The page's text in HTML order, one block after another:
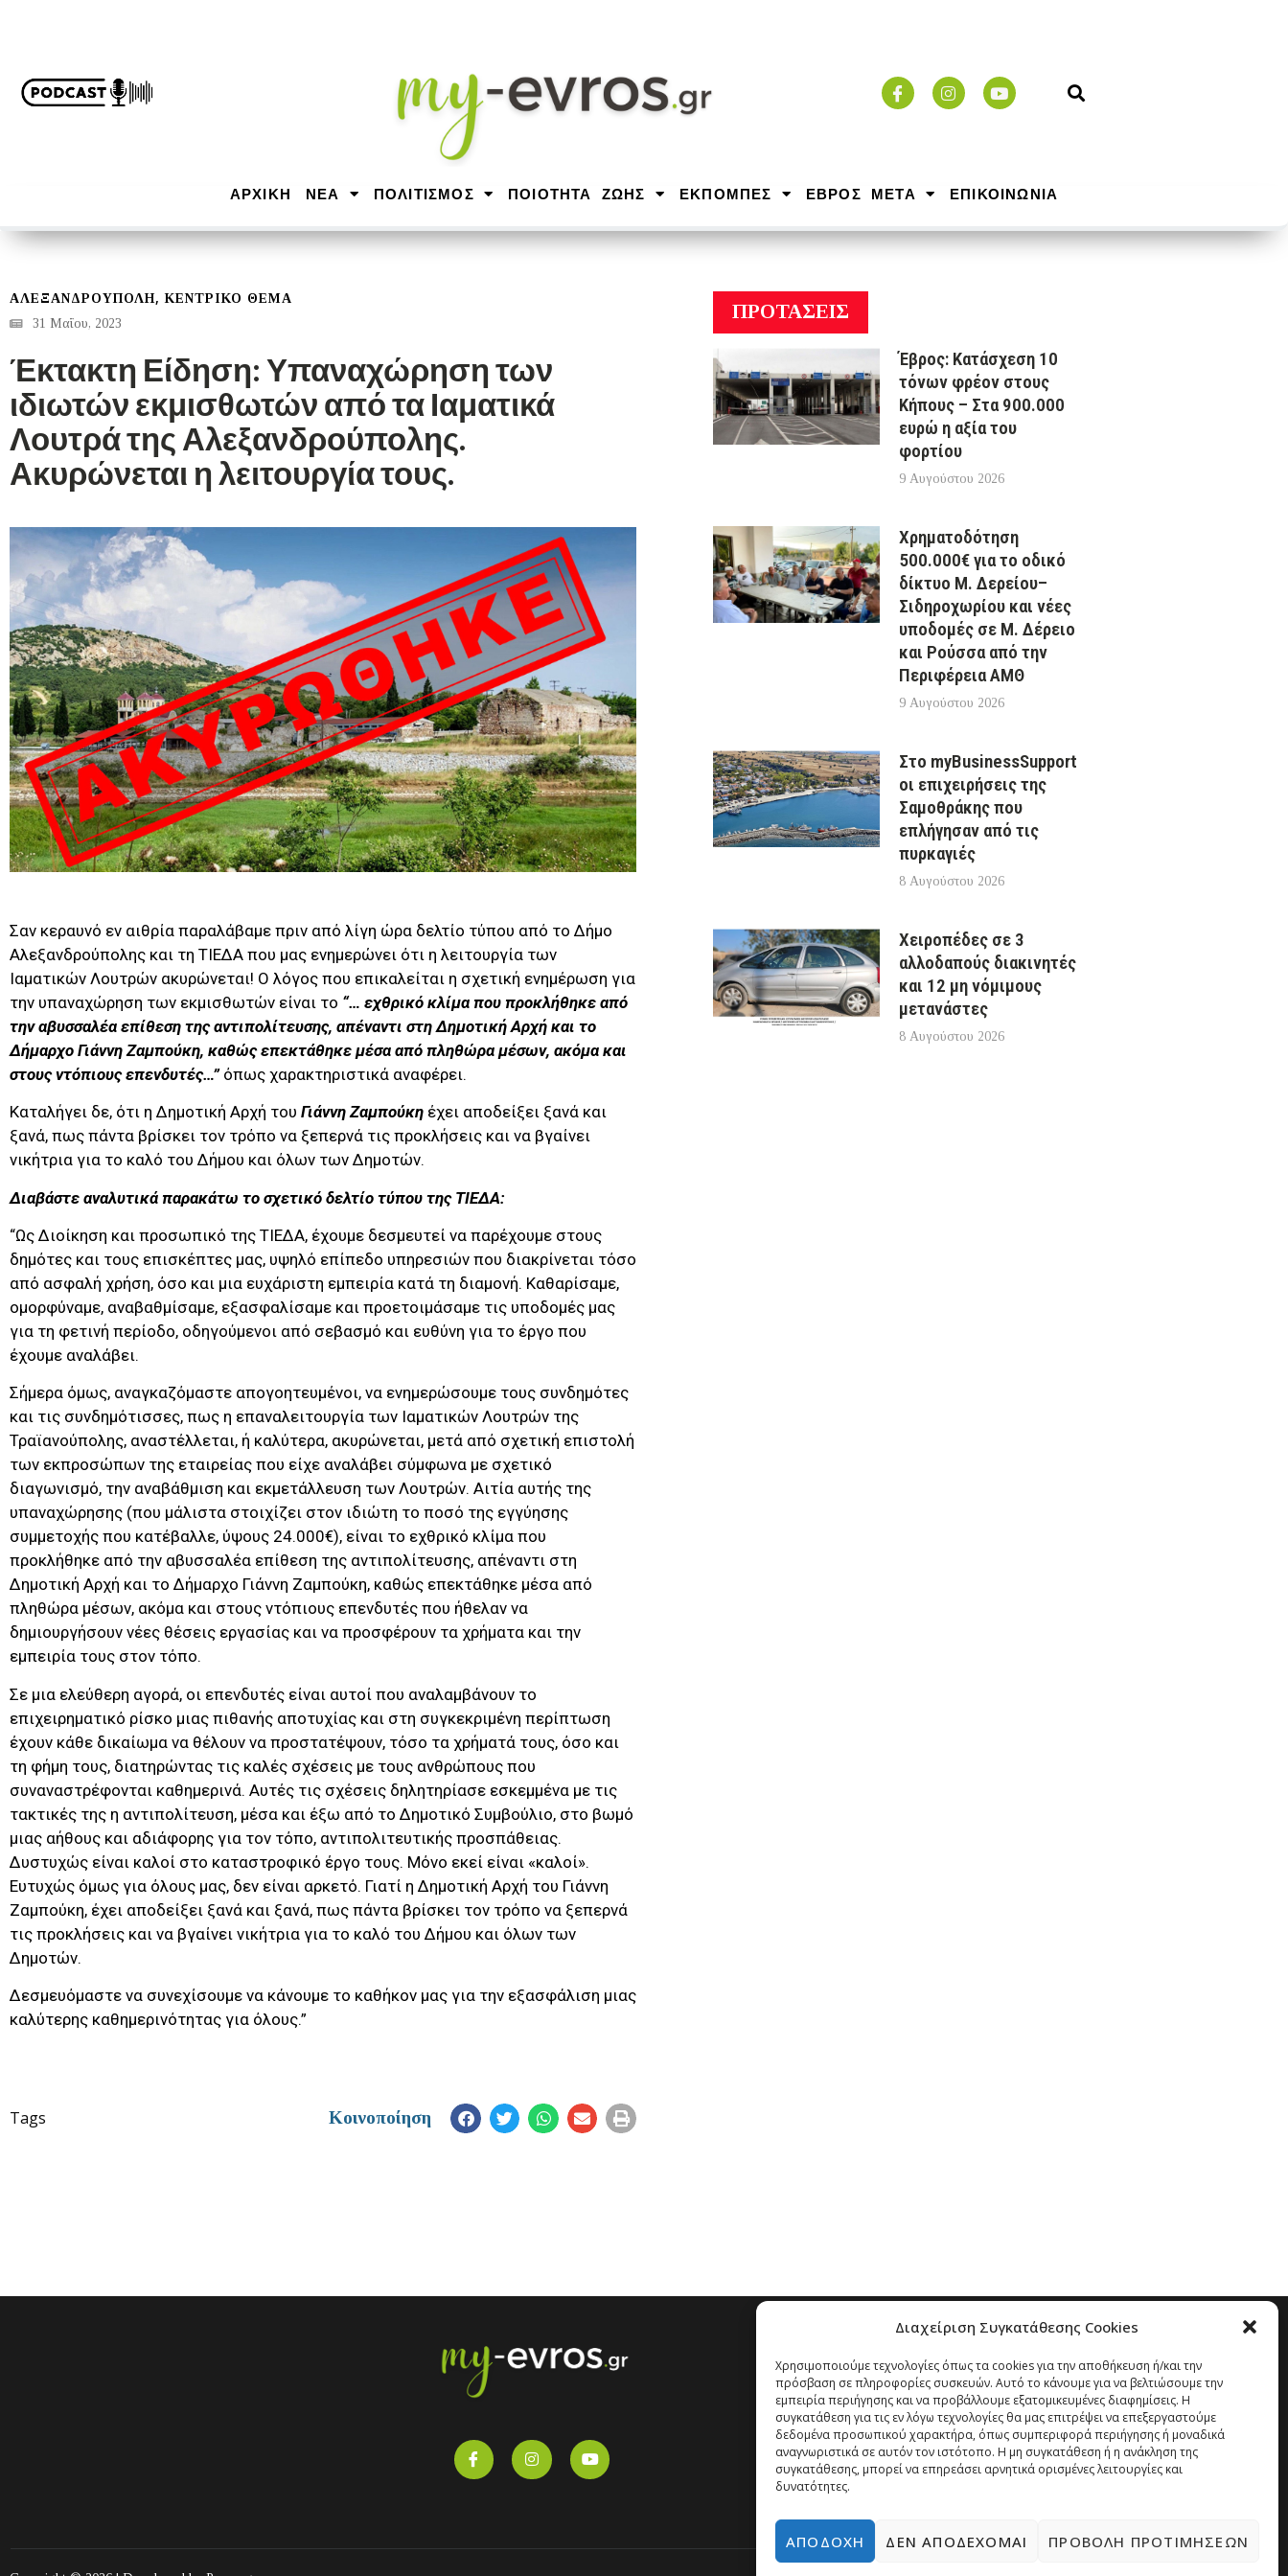
Διαχείριση Συγκατάθεσης Cookies
Χρησιμοποιούμε τεχνολογίες όπως τα cookies για την αποθήκευση ή/και την
πρόσβαση σε πληροφορίες συσκευών. Αυτό το κάνουμε για να βελτιώσουμε την
εμπειρία περιήγησης και να προβάλλουμε εξατομικευμένες διαφημίσεις. Η
συγκατάθεση για τις εν λόγω τεχνολογίες θα μας επιτρέψει να επεξεργαστούμε
δεδομένα προσωπικού χαρακτήρα, όπως συμπεριφορά περιήγησης ή μοναδικά
αναγνωριστικά σε αυτόν τον ιστότοπο. Η μη συγκατάθεση ή η ανάκληση της
συγκατάθεσης, μπορεί να επηρεάσει αρνητικά ορισμένες λειτουργίες και
δυνατότητες.
ΑΠΟΔΟΧΉ ΔΕΝ ΑΠΟΔΈΧΟΜΑΙ ΠΡΟΒΟΛΉ ΠΡΟΤΙΜΉΣΕΩΝ
ΑΡΧΙΚΉ ΝΕΑ ΠΟΛΙΤΙΣΜΟΣ ΠΟΙΟΤΗΤΑ ΖΩΗΣ ΕΚΠΟΜΠΕΣ ΕΒΡΟΣ ΜΕΤΑ ΕΠΙΚΟΙΝΩΝΙΑ
ΑΛΕΞΑΝΔΡΟΎΠΟΛΗ,ΚΕΝΤΡΙΚΟ ΘΕΜΑ
31 Μαΐου, 2023
Έκτακτη Είδηση: Υπαναχώρηση των
ιδιωτών εκμισθωτών από τα Ιαματικά
Λουτρά της Αλεξανδρούπολης.
Ακυρώνεται η λειτουργία τους.
Σαν κεραυνό εν αιθρία παραλάβαμε πριν από λίγη ώρα δελτίο τύπου από το Δήμο
Αλεξανδρούπολης και τη ΤΙΕΔΑ που μας ενημερώνει ότι η λειτουργία των
Ιαματικών Λουτρών ακυρώνεται! Ο λόγος που επικαλείται η σχετική ενημέρωση για
την υπαναχώρηση των εκμισθωτών είναι το “… εχθρικό κλίμα που προκλήθηκε από
την αβυσσαλέα επίθεση της αντιπολίτευσης, απέναντι στη Δημοτική Αρχή και το
Δήμαρχο Γιάννη Ζαμπούκη, καθώς επεκτάθηκε μέσα από πληθώρα μέσων, ακόμα και
στους ντόπιους επενδυτές…” όπως χαρακτηριστικά αναφέρει.
Καταλήγει δε, ότι η Δημοτική Αρχή του Γιάννη Ζαμπούκη έχει αποδείξει ξανά και
ξανά, πως πάντα βρίσκει τον τρόπο να ξεπερνά τις προκλήσεις και να βγαίνει
νικήτρια για το καλό του Δήμου και όλων των Δημοτών.
Διαβάστε αναλυτικά παρακάτω το σχετικό δελτίο τύπου της ΤΙΕΔΑ:
“Ως Διοίκηση και προσωπικό της ΤΙΕΔΑ, έχουμε δεσμευτεί να παρέχουμε στους
δημότες και τους επισκέπτες μας, υψηλό επίπεδο υπηρεσιών που διακρίνεται τόσο
από ασφαλή χρήση, όσο και μια ευχάριστη εμπειρία κατά τη διαμονή. Καθαρίσαμε,
ομορφύναμε, αναβαθμίσαμε, εξασφαλίσαμε και προετοιμάσαμε τις υποδομές μας
για τη φετινή περίοδο, οδηγούμενοι από σεβασμό και ευθύνη για το έργο που
έχουμε αναλάβει.
Σήμερα όμως, αναγκαζόμαστε απογοητευμένοι, να ενημερώσουμε τους συνδημότες
και τις συνδημότισσες, πως η επαναλειτουργία των Ιαματικών Λουτρών της
Τραϊανούπολης, αναστέλλεται, ή καλύτερα, ακυρώνεται, μετά από σχετική επιστολή
των εκπροσώπων της εταιρείας που είχε αναλάβει σύμφωνα με σχετικό
διαγωνισμό, την αναβάθμιση και εκμετάλλευση των Λουτρών. Αιτία αυτής της
υπαναχώρησης (που μάλιστα στοιχίζει στον ιδιώτη το ποσό της εγγύησης
συμμετοχής που κατέβαλλε, ύψους 24.000€), είναι το εχθρικό κλίμα που
προκλήθηκε από την αβυσσαλέα επίθεση της αντιπολίτευσης, απέναντι στη
Δημοτική Αρχή και το Δήμαρχο Γιάννη Ζαμπούκη, καθώς επεκτάθηκε μέσα από
πληθώρα μέσων, ακόμα και στους ντόπιους επενδυτές που ήθελαν να
δημιουργήσουν νέες θέσεις εργασίας και να προσφέρουν τα χρήματα και την
εμπειρία τους στον τόπο.
Σε μια ελεύθερη αγορά, οι επενδυτές είναι αυτοί που αναλαμβάνουν το
επιχειρηματικό ρίσκο μιας πιθανής αποτυχίας και στη συγκεκριμένη περίπτωση
έχουν κάθε δικαίωμα να θέλουν να προστατέψουν, τόσο τα χρήματά τους, όσο και
τη φήμη τους, διατηρώντας τις καλές σχέσεις με τους ανθρώπους που
συναναστρέφονται καθημερινά. Αυτές τις σχέσεις δηλητηρίασε εσκεμμένα με τις
τακτικές της η αντιπολίτευση, μέσα και έξω από το Δημοτικό Συμβούλιο, στο βωμό
μιας αήθους και αδιάφορης για τον τόπο, αντιπολιτευτικής προσπάθειας.
Δυστυχώς είναι καλοί στο καταστροφικό έργο τους. Μόνο εκεί είναι «καλοί».
Ευτυχώς όμως για όλους μας, δεν είναι αρκετό. Γιατί η Δημοτική Αρχή του Γιάννη
Ζαμπούκη, έχει αποδείξει ξανά και ξανά, πως πάντα βρίσκει τον τρόπο να ξεπερνά
τις προκλήσεις και να βγαίνει νικήτρια για το καλό του Δήμου και όλων των
Δημοτών.
Δεσμευόμαστε να συνεχίσουμε να κάνουμε το καθήκον μας για την εξασφάλιση μιας
καλύτερης καθημερινότητας για όλους.”
Tags Κοινοποίηση
ΠΡΟΤΑΣΕΙΣ
Έβρος: Κατάσχεση 10
τόνων φρέον στους
Κήπους – Στα 900.000
ευρώ η αξία του
φορτίου
9 Αυγούστου 2026
Χρηματοδότηση
500.000€ για το οδικό
δίκτυο Μ. Δερείου–
Σιδηροχωρίου και νέες
υποδομές σε Μ. Δέρειο
και Ρούσσα από την
Περιφέρεια ΑΜΘ
9 Αυγούστου 2026
Στο myBusinessSupport
οι επιχειρήσεις της
Σαμοθράκης που
επλήγησαν από τις
πυρκαγιές
8 Αυγούστου 2026
Χειροπέδες σε 3
αλλοδαπούς διακινητές
και 12 μη νόμιμους
μετανάστες
8 Αυγούστου 2026